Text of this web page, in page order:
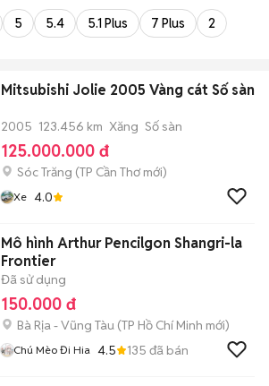
5 5.4 5.1 Plus 7 Plus 2
Mitsubishi Jolie 2005 Vàng cát Số sàn
2005 123.456 km Xăng Số sàn
125.000.000 đ
Sóc Trăng (TP Cần Thơmới)
Xe 4.0
Mô hình Arthur Pencilgon Shangri-la
Frontier
Đã sử dụng
150.000 đ
Bà Rịa - Vũng Tàu (TP Hồ Chí Minh mới)
Chú Mèo Đi Hia 4.5 135 đã bán